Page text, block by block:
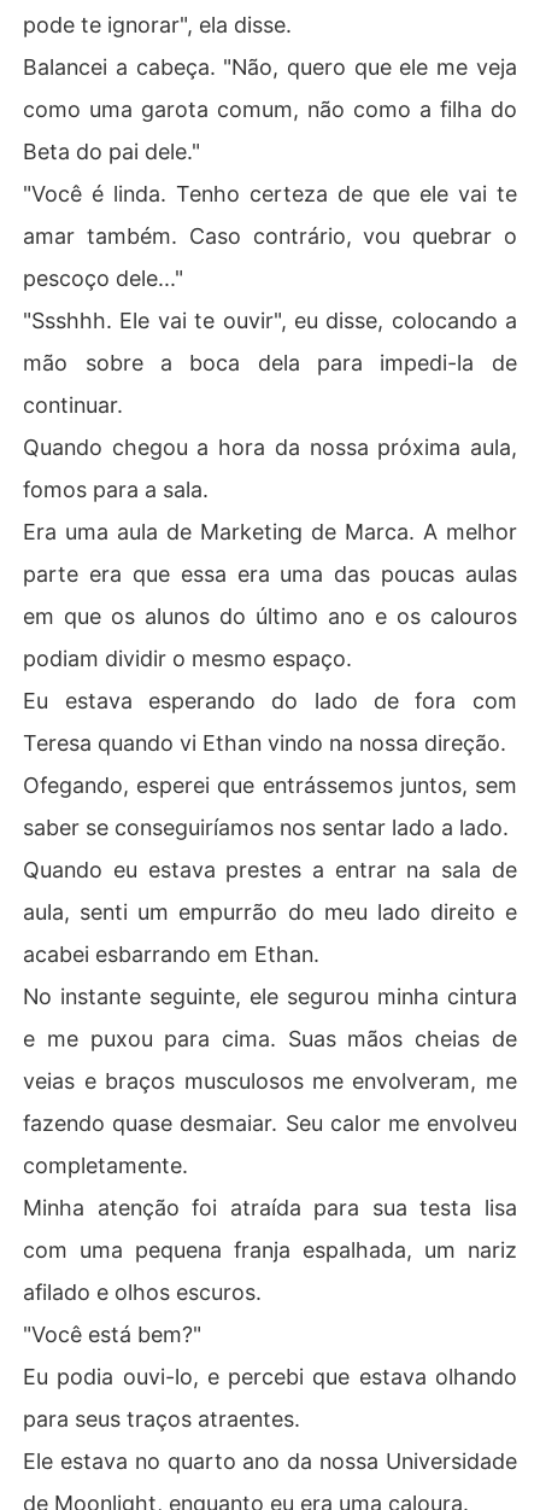
pode te ignorar", ela disse.
Balancei a cabeça. "Não, quero que ele me veja
como uma garota comum, não como a filha do
Beta do pai dele."
"Você é linda. Tenho certeza de que ele vai te
amar também. Caso contrário, vou quebrar o
pescoço dele..."
"Ssshhh. Ele vai te ouvir", eu disse, colocando a
mão sobre a boca dela para impedi-la de
continuar.
Quando chegou a hora da nossa próxima aula,
fomos para a sala.
Era uma aula de Marketing de Marca. A melhor
parte era que essa era uma das poucas aulas
em que os alunos do último ano e os calouros
podiam dividir o mesmo espaço.
Eu estava esperando do lado de fora com
Teresa quando vi Ethan vindo na nossa direção.
Ofegando, esperei que entrássemos juntos, sem
saber se conseguiríamos nos sentar lado a lado.
Quando eu estava prestes a entrar na sala de
aula, senti um empurrão do meu lado direito e
acabei esbarrando em Ethan.
No instante seguinte, ele segurou minha cintura
e me puxou para cima. Suas mãos cheias de
veias e braços musculosos me envolveram, me
fazendo quase desmaiar. Seu calor me envolveu
completamente.
Minha atenção foi atraída para sua testa lisa
com uma pequena franja espalhada, um nariz
afilado e olhos escuros.
"Você está bem?"
Eu podia ouvi-lo, e percebi que estava olhando
para seus traços atraentes.
Ele estava no quarto ano da nossa Universidade
de Moonlight, enquanto eu era uma caloura.